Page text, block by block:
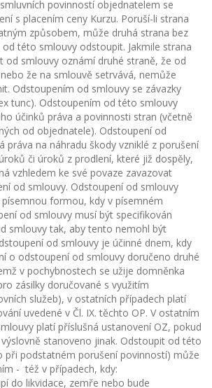
povinností objednatelem se
s placením ceny Kurzu. Poruší-li strana
způsobem, může druhá strana bez
této smlouvy odstoupit. Jakmile strana
od smlouvy oznámí druhé straně, že od
že na smlouvě setrvává, nemůže
Odstoupením od smlouvy se závazky
tunc). Odstoupením od této smlouvy
účinků práva a povinnosti stran (včetně
od objednatele). Odstoupení od
práva na náhradu škody vzniklé z porušení
či úroků z prodlení, které již dospěly,
vzhledem ke své povaze zavazovat
od smlouvy. Odstoupení od smlouvy
formou, kdy v písemném
od smlouvy musí být specifikován
smlouvy tak, aby tento nemohl být
od smlouvy je účinné dnem, kdy
o odstoupení od smlouvy doručeno druhé
v pochybnostech se užije domněnka
zásilky doručované s využitím
služeb), v ostatních případech platí
uvedené v Čl. IX. těchto OP. V ostatním
platí příslušná ustanovení OZ, pokud
stanoveno jinak. Odstoupit od této
při podstatném porušení povinností) může
- též v případech, kdy:
do likvidace, zemře nebo bude